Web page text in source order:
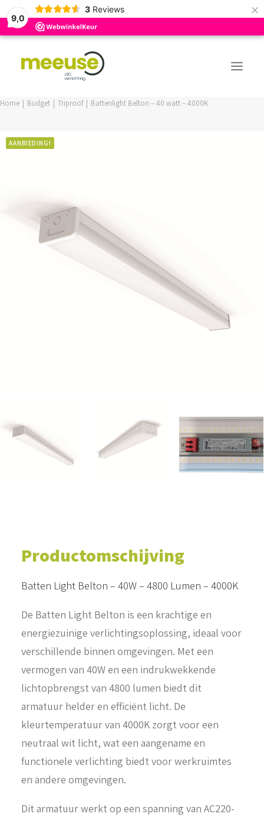
9,0
3 Reviews ×
BUDGET ASSORTIMENT
LOGIN / REGISTER
Home Budget Triproof Battenlight Belton – 40 watt – 4000K
AANBIEDING!
Productomschijving
Batten Light Belton – 40W – 4800 Lumen – 4000K
De Batten Light Belton is een krachtige en
energiezuinige verlichtingsoplossing, ideaal voor
verschillende binnen omgevingen. Met een
vermogen van 40W en een indrukwekkende
lichtopbrengst van 4800 lumen biedt dit
armatuur helder en efficiënt licht. De
kleurtemperatuur van 4000K zorgt voor een
neutraal wit licht, wat een aangename en
functionele verlichting biedt voor werkruimtes
en andere omgevingen.
Dit armatuur werkt op een spanning van AC220-